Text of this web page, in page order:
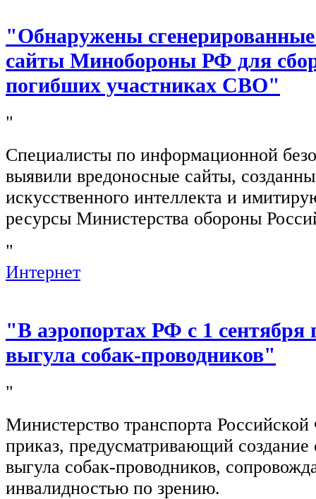
"Обнаружены
сайты Минобороны РФ для
погибших участниках СВО"
"
Специалисты по информационной
выявили вредоносные сайты,
искусственного интеллекта и
ресурсы Министерства обороны
"
Интернет
"В аэропортах РФ с 1 сентября
выгула собак-проводников"
"
Министерство транспорта
приказ, предусматривающий создание
выгула собак-проводников,
инвалидностью по зрению.